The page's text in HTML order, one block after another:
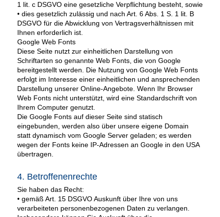
1 lit. c DSGVO eine gesetzliche Verpflichtung besteht, sowie
• dies gesetzlich zulässig und nach Art. 6 Abs. 1 S. 1 lit. B
DSGVO für die Abwicklung von Vertragsverhältnissen mit
Ihnen erforderlich ist.
Google Web Fonts
Diese Seite nutzt zur einheitlichen Darstellung von
Schriftarten so genannte Web Fonts, die von Google
bereitgestellt werden. Die Nutzung von Google Web Fonts
erfolgt im Interesse einer einheitlichen und ansprechenden
Darstellung unserer Online-Angebote. Wenn Ihr Browser
Web Fonts nicht unterstützt, wird eine Standardschrift von
Ihrem Computer genutzt.
Die Google Fonts auf dieser Seite sind statisch
eingebunden, werden also über unsere eigene Domain
statt dynamisch vom Google Server geladen; es werden
wegen der Fonts keine IP-Adressen an Google in den USA
übertragen.
4. Betroffenenrechte
Sie haben das Recht:
• gemäß Art. 15 DSGVO Auskunft über Ihre von uns
verarbeiteten personenbezogenen Daten zu verlangen.